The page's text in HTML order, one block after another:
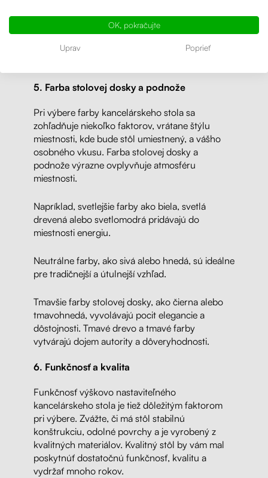
nastaviteľný kancelársky stôl s minimalistickým
dizajnom sa hodí do moderných kancelárií, zatiaľ
čo klasický drevený stôl môže byť vhodný pre
5. Farba stolovej dosky a podnože
Pri výbere farby kancelárskeho stola sa
zohľadňuje niekoľko faktorov, vrátane štýlu
miestnosti, kde bude stôl umiestnený, a vášho
osobného vkusu. Farba stolovej dosky a
podnože výrazne ovplyvňuje atmosféru
miestnosti.
Napríklad, svetlejšie farby ako biela, svetlá
drevená alebo svetlomodrá pridávajú do
miestnosti energiu.
Neutrálne farby, ako sivá alebo hnedá, sú ideálne
pre tradičnejší a útulnejší vzhľad.
Tmavšie farby stolovej dosky, ako čierna alebo
tmavohnedá, vyvolávajú pocit elegancie a
dôstojnosti. Tmavé drevo a tmavé farby
vytvárajú dojem autority a dôveryhodnosti.
6. Funkčnosť a kvalita
Funkčnosť výškovo nastaviteľného
kancelárskeho stola je tiež dôležitým faktorom
pri výbere. Zvážte, či má stôl stabilnú
konštrukciu, odolné povrchy a je vyrobený z
kvalitných materiálov. Kvalitný stôl by vám mal
poskytnúť dostatočnú funkčnosť, kvalitu a
vydržať mnoho rokov.
OK, pokračujte
Uprav Poprieť